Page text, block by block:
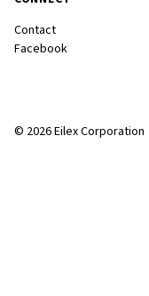
Contact
Facebook
© 2026 Eilex Corporation